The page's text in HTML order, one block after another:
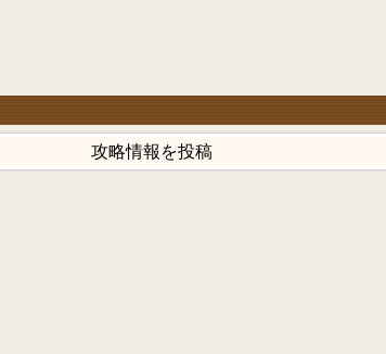
攻略情報を投稿